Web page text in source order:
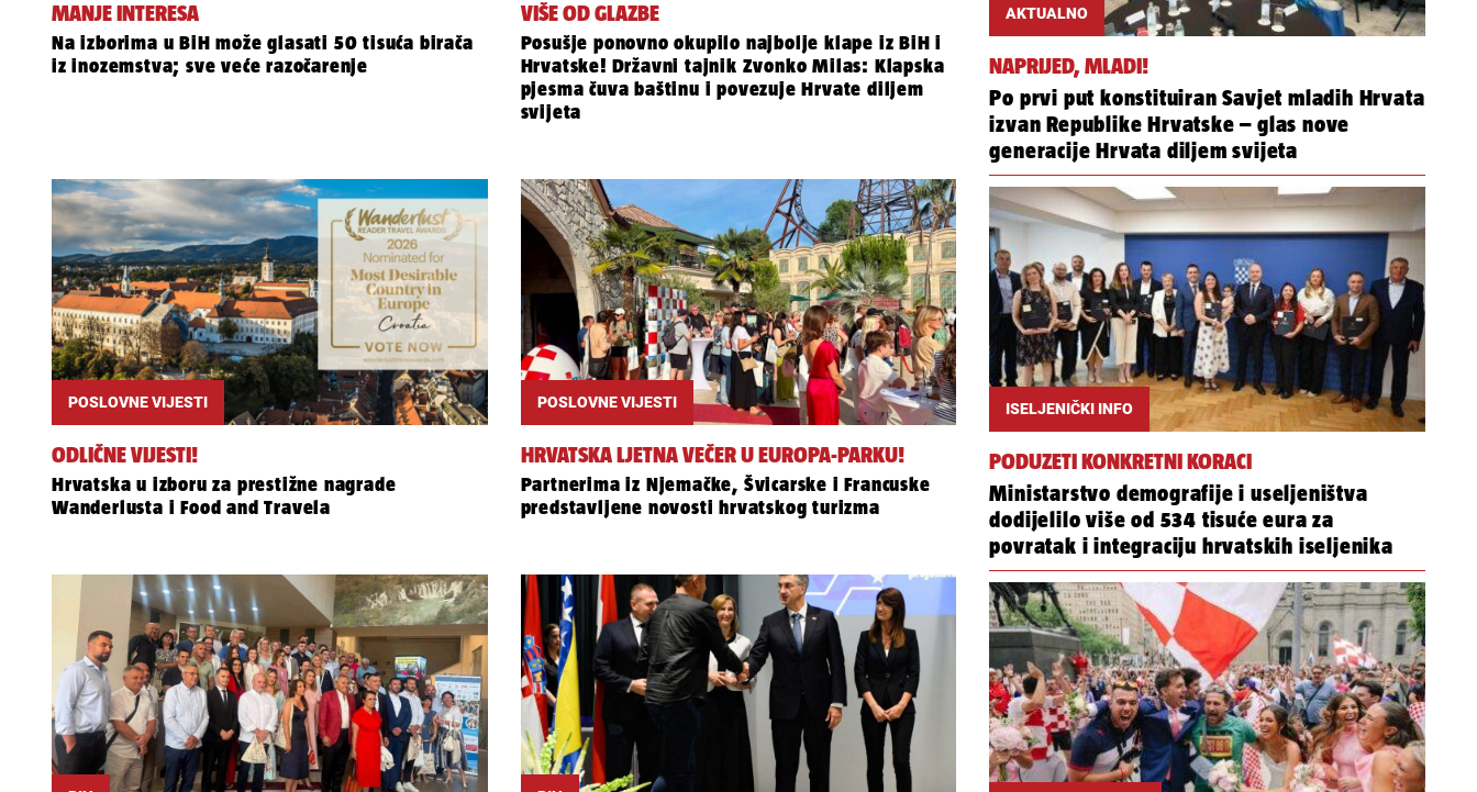
MANJE INTERESA
Na izborima u BiH može glasati 50 tisuća birača
iz inozemstva; sve veće razočarenje
VIŠE OD GLAZBE
Posušje ponovno okupilo najbolje klape iz BiH i
Hrvatske! Državni tajnik Zvonko Milas: Klapska
pjesma čuva baštinu i povezuje Hrvate diljem
svijeta
POSLOVNE VIJESTI
ODLIČNE VIJESTI!
Hrvatska u izboru za prestižne nagrade
Wanderlusta i Food and Travela
POSLOVNE VIJESTI
HRVATSKA LJETNA VEČER U EUROPA-PARKU!
Partnerima iz Njemačke, Švicarske i Francuske
predstavljene novosti hrvatskog turizma
AKTUALNO
NAPRIJED, MLADI!
Po prvi put konstituiran Savjet mladih Hrvata
izvan Republike Hrvatske – glas nove
generacije Hrvata diljem svijeta
ISELJENIČKI INFO
PODUZETI KONKRETNI KORACI
Ministarstvo demografije i useljeništva
dodijelilo više od 534 tisuće eura za
povratak i integraciju hrvatskih iseljenika